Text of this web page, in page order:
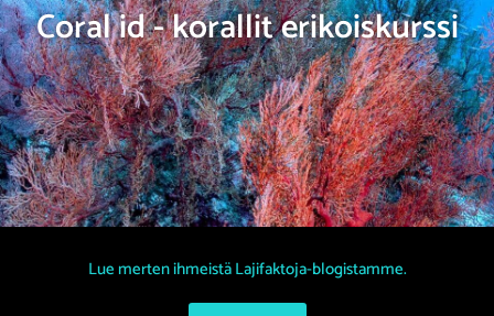
Coral id - korallit erikoiskurssi
Lue merten ihmeistä Lajifaktoja-blogistamme.